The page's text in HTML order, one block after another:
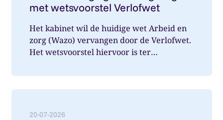
met wetsvoorstel Verlofwet
Het kabinet wil de huidige wet Arbeid en
zorg (Wazo) vervangen door de Verlofwet.
Het wetsvoorstel hiervoor is ter
20-07-2026